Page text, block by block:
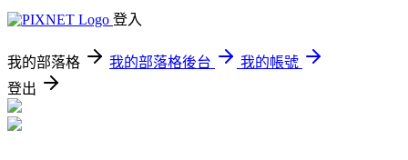
登入
我的部落格 我的部落格後台
我的帳號
登出